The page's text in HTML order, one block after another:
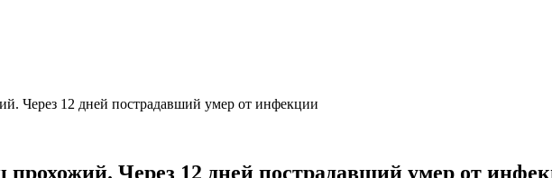
Через 12 дней пострадавший умер от инфекции
прохожий. Через 12 дней пострадавший умер от